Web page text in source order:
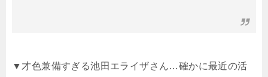
▼才色兼備すぎる池田エライザさん…確かに最近の活